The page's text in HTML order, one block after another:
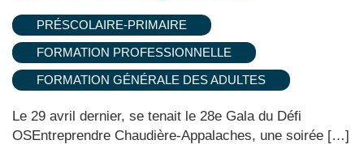
PRÉSCOLAIRE-PRIMAIRE
FORMATION PROFESSIONNELLE
FORMATION GÉNÉRALE DES ADULTES
Le 29 avril dernier, se tenait le 28e Gala du Défi
OSEntreprendre Chaudière‑Appalaches, une soirée […]